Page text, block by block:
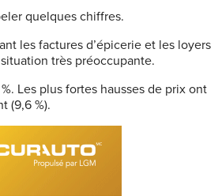
quelques chiffres.
les factures d’épicerie et les loyers
très préoccupante.
Les plus fortes hausses de prix ont
(9,6 %).